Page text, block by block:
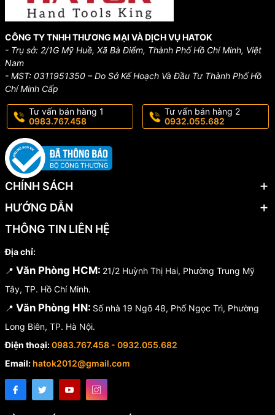
CÔNG TY TNHH THƯƠNG MẠI VÀ DỊCH VỤ HATOK
- Trụ sở: 2/1G Mỹ Huề, Xã Bà Điểm, Thành Phố Hồ Chí Minh, Việt
Nam
- MST: 0311951350 – Do Sở Kế Hoạch Và Đầu Tư Thành Phố Hồ
Chí Minh Cấp
Tư vấn bán hàng 1
0983.767.458
Tư vấn bán hàng 2
0932.055.682
CHÍNH SÁCH
HƯỚNG DẪN
THÔNG TIN LIÊN HỆ
Địa chỉ:
📍 Văn Phòng HCM: 21/2 Huỳnh Thị Hai, Phường Trung Mỹ
Tây, TP. Hồ Chí Minh.
📍 Văn Phòng HN: Số nhà 19 Ngõ 48, Phố Ngọc Trì, Phường
Long Biên, TP. Hà Nội.
Điện thoại:0983.767.458 - 0932.055.682
Email: hatok2012@gmail.com